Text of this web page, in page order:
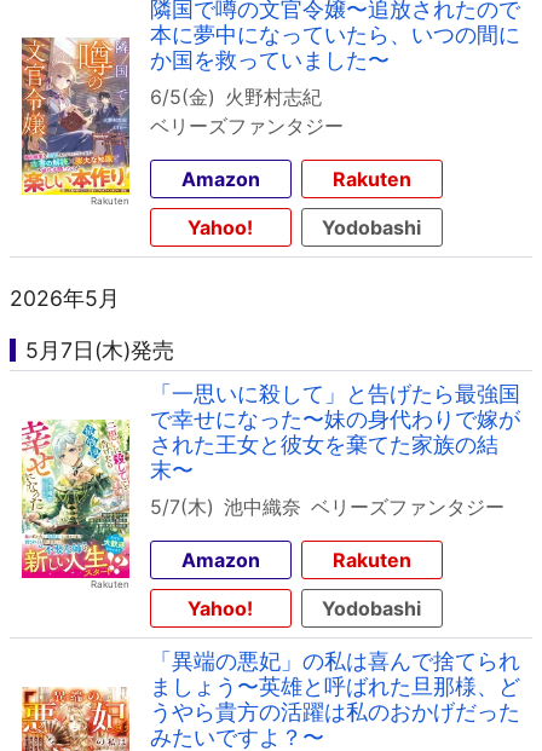
隣国で噂の文官令嬢〜追放されたので
本に夢中になっていたら、いつの間に
か国を救っていました〜
6/5(金) 火野村志紀
ベリーズファンタジー
Amazon
Rakuten
Yahoo!
Yodobashi
2026年5月
5月7日(木)発売
「一思いに殺して」と告げたら最強国
で幸せになった〜妹の身代わりで嫁が
された王女と彼女を棄てた家族の結
末〜
5/7(木) 池中織奈 ベリーズファンタジー
Amazon
Rakuten
Yahoo!
Yodobashi
「異端の悪妃」の私は喜んで捨てられ
ましょう〜英雄と呼ばれた旦那様、ど
うやら貴方の活躍は私のおかげだった
みたいですよ？〜